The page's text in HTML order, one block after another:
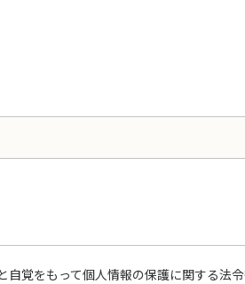
覚をもって個人情報の保護に関する法